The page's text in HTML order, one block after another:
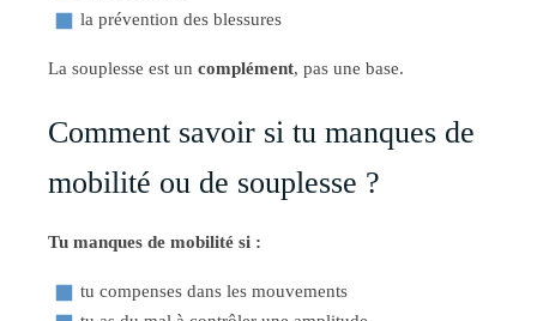
la prévention des blessures
La souplesse est un complément, pas une base.
Comment savoir si tu manques de
mobilité ou de souplesse ?
Tu manques de mobilité si :
tu compenses dans les mouvements